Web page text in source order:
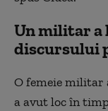
Un militar
discursului
O femeie militar
a avut loc în